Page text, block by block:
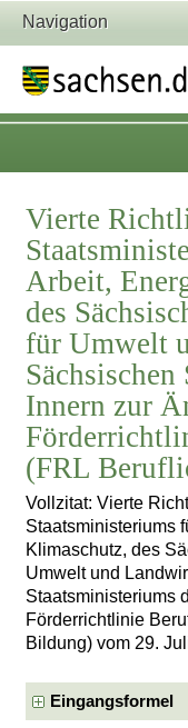
Navigation
Vierte
Arbeit,
des
für Umwelt
Innern zur
(FRL
Vollzitat: Vierte
Staatsministeriums
Klimaschutz, des
Umwelt und
Staatsministeriums
Förderrichtlinie
Bildung) vom 29.
Eingangsformel